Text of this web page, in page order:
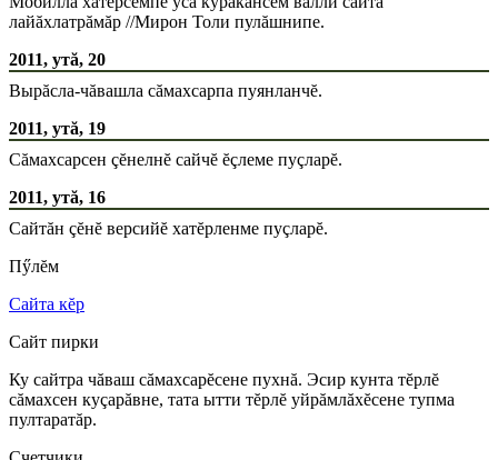
лайăхлатрăмăр //Мирон Толи пулăшнипе.
2011, утă, 20
Вырăсла-чăвашла сăмахсарпа пуянланчĕ.
2011, утă, 19
Сăмахсарсен çĕнелнĕ сайчĕ ĕçлеме пуçларĕ.
2011, утă, 16
Сайтăн çĕнĕ версийĕ хатĕрленме пуçларĕ.
Пӳлĕм
Сайта кĕр
Сайт пирки
Ку сайтра чăваш сăмахсарĕсене пухнă. Эсир кунта тĕрлĕ
сăмахсен куçарăвне, тата ытти тĕрлĕ уйрăмлăхĕсене тупма
пултаратăр.